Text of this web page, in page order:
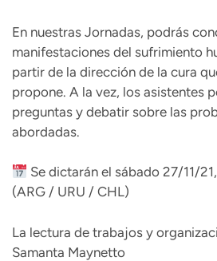
En nuestras Jornadas, podrás
manifestaciones del sufrimiento
partir de la dirección de la cura
propone. A la vez, los asistentes
preguntas y debatir sobre las
abordadas.
Se dictarán el sábado 27/11/
(ARG / URU / CHL)
La lectura de trabajos y
Samanta Maynetto